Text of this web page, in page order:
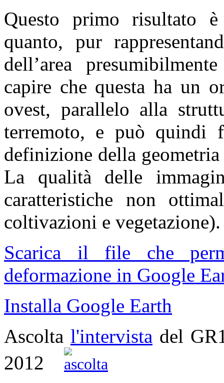
Questo primo risultato è
quanto, pur
dell’area
capire che questa ha un
ovest, parallelo alla
terremoto, e può quindi
definizione della
La qualità delle
caratteristiche non
coltivazioni e vegetazione).
Scarica il file che
deformazione in Google
Installa Google Earth
Ascolta l'intervista del
2012